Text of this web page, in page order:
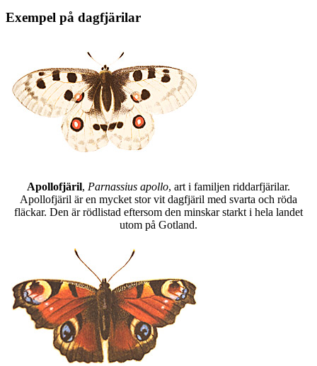
Exempel på dagfjärilar
Apollofjäril, Parnassius apollo, art i familjen riddarfjärilar.
Apollofjäril är en mycket stor vit dagfjäril med svarta och röda
fläckar. Den är rödlistad eftersom den minskar starkt i hela landet
utom på Gotland.